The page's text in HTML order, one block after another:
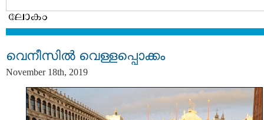
വെനീസില്‍ വെള്ളപ്പൊക്കം
November 18th, 2019